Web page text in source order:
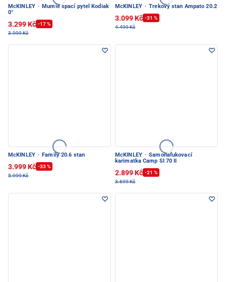
McKINLEY · Mumie spací pytel Kodiak
0°
3.299 Kč -17 %
3.999 Kč
McKINLEY · Trekový stan Ampato 20.2
3.099 Kč -31 %
4.499 Kč
McKINLEY · Family 20.6 stan
3.999 Kč -33 %
5.999 Kč
McKINLEY · Samonafukovací
karimatka Camp SI 70 II
2.899 Kč -21 %
3.699 Kč